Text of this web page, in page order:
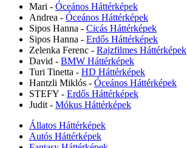
Mari - Óceános Háttérképek
Andrea - Óceános Háttérképek
Sipos Hanna - Cicás Háttérképek
Sipos Hanna - Erdős Háttérképek
Zelenka Ferenc - Rajzfilmes Háttérképek
David - BMW Háttérképek
Turi Tinetta - HD Háttérképek
Hantzli Miklós - Óceános Háttérképek
STEFY - Erdős Háttérképek
Judit - Mókus Háttérképek
Állatos Háttérképek
Autós Háttérképek